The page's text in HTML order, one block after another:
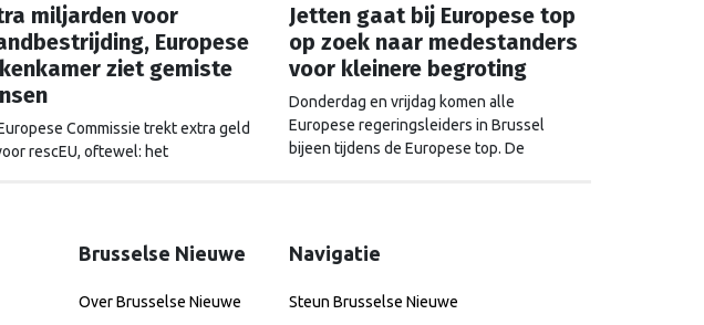
miljarden voor
Europese
ziet gemiste
Commissie trekt extra geld
rescEU, oftewel: het
Jetten gaat bij Europese top
op zoek naar medestanders
voor kleinere begroting
Donderdag en vrijdag komen alle
Europese regeringsleiders in Brussel
bijeen tijdens de Europese top. De
China?
Brusselse Nieuwe
Over Brusselse Nieuwe
Navigatie
Steun Brusselse Nieuwe